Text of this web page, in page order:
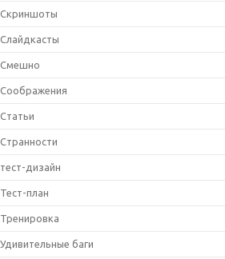
Скриншоты
Слайдкасты
Смешно
Соображения
Статьи
Странности
тест-дизайн
Тест-план
Тренировка
Удивительные баги